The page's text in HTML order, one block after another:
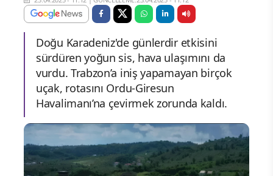
Doğu Karadeniz'de günlerdir etkisini
sürdüren yoğun sis, hava ulaşımını da
vurdu. Trabzon’a iniş yapamayan birçok
uçak, rotasını Ordu-Giresun
Havalimanı’na çevirmek zorunda kaldı.